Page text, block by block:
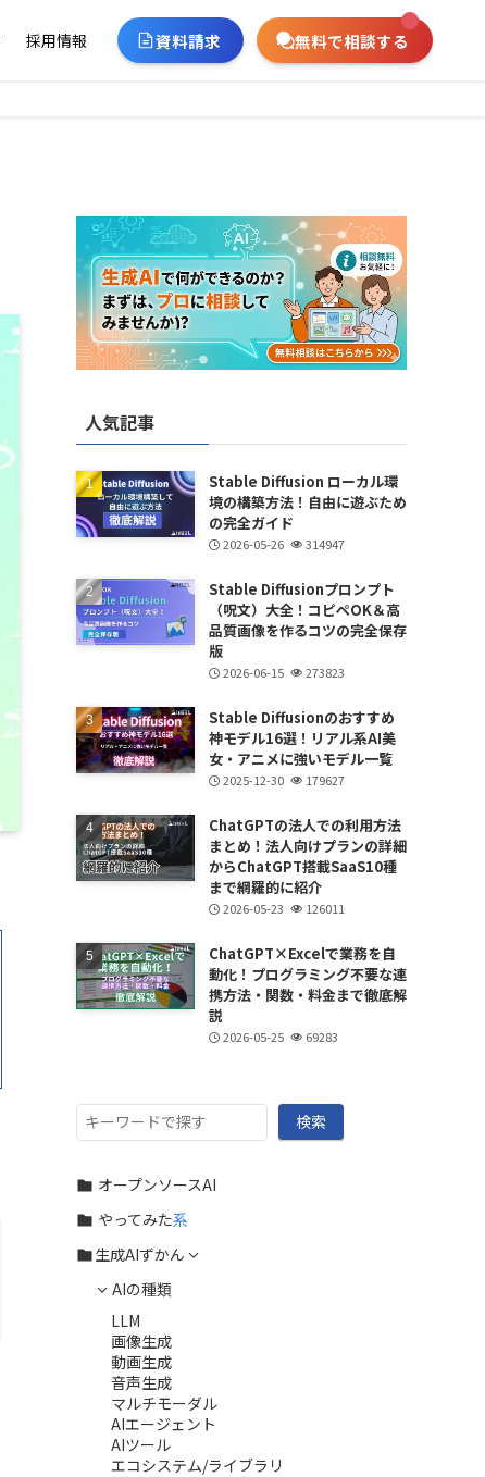
採用情報 資料請求 無料で相談する
人気記事
Stable Diffusion ローカル環
境の構築方法！自由に遊ぶため
の完全ガイド
2026-05-26 314947
Stable Diffusionプロンプト
（呪文）大全！コピペOK＆高
品質画像を作るコツの完全保存
版
2026-06-15 273823
Stable Diffusionのおすすめ
神モデル16選！リアル系AI美
女・アニメに強いモデル一覧
2025-12-30 179627
ChatGPTの法人での利用方法
まとめ！法人向けプランの詳細
からChatGPT搭載SaaS10種
まで網羅的に紹介
2026-05-23 126011
ChatGPT×Excelで業務を自
動化！プログラミング不要な連
携方法・関数・料金まで徹底解
説
2026-05-25 69283
検
索
検索
オープンソースAI
やってみた系
生成AIずかん
AIの種類
LLM
画像生成
動画生成
音声生成
マルチモーダル
AIエージェント
AIツール
エコシステム/ライブラリ